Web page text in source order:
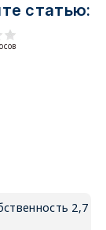
статью:
2,7